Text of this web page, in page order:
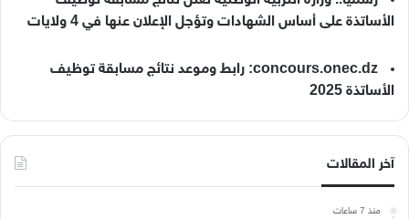
الأساتذة على أساس الشهادات وتؤجل الإعلان عنها في 4 ولايات
concours.onec.dz: رابط وموعد نتائج مسابقة توظيف
الأساتذة 2025
آخر المقالات
منذ 7 ساعات